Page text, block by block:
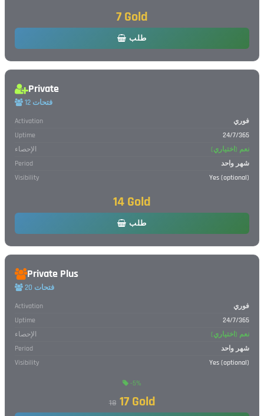
7 Gold
طلب
Private
12 فتحات
Activation
فوري
Uptime
24/7/365
الإحصاء
نعم (اختياري)
Period
شهر واحد
Visibility
Yes (optional)
14 Gold
طلب
Private Plus
20 فتحات
Activation
فوري
Uptime
24/7/365
الإحصاء
نعم (اختياري)
Period
شهر واحد
Visibility
Yes (optional)
-5%
18 17 Gold